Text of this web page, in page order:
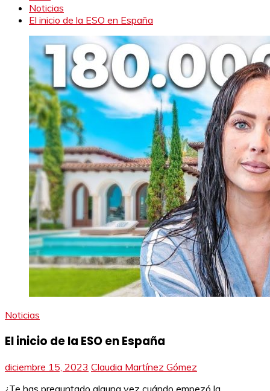
Noticias
El inicio de la ESO en España
Noticias
El inicio de la ESO en España
diciembre 15, 2023 Claudia Martínez Gómez